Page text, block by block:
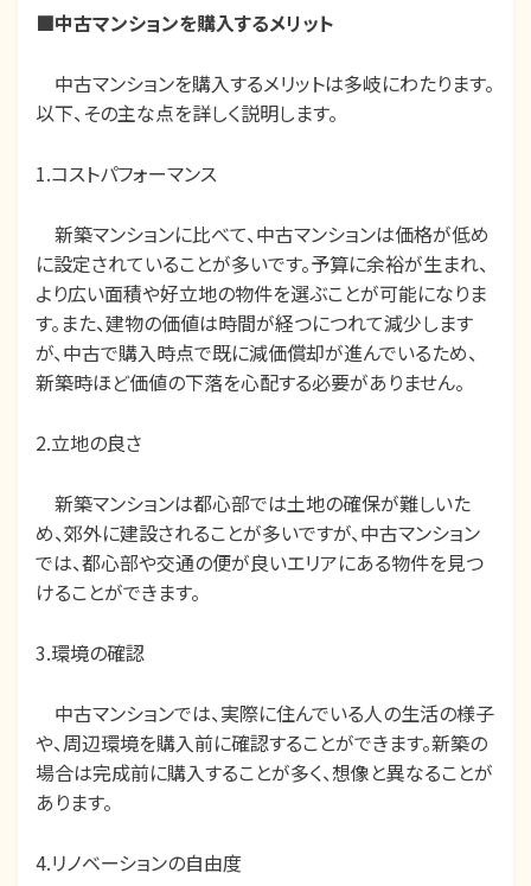
■中古マンションを購入するメリット
中古マンションを購入するメリットは多岐にわたります。
以下、その主な点を詳しく説明します。
1.コストパフォーマンス
新築マンションに比べて、中古マンションは価格が低め
に設定されていることが多いです。予算に余裕が生まれ、
より広い面積や好立地の物件を選ぶことが可能になりま
す。また、建物の価値は時間が経つにつれて減少します
が、中古で購入時点で既に減価償却が進んでいるため、
新築時ほど価値の下落を心配する必要がありません。
2.立地の良さ
新築マンションは都心部では土地の確保が難しいた
め、郊外に建設されることが多いですが、中古マンション
では、都心部や交通の便が良いエリアにある物件を見つ
けることができます。
3.環境の確認
中古マンションでは、実際に住んでいる人の生活の様子
や、周辺環境を購入前に確認することができます。新築の
場合は完成前に購入することが多く、想像と異なることが
あります。
4.リノベーションの自由度